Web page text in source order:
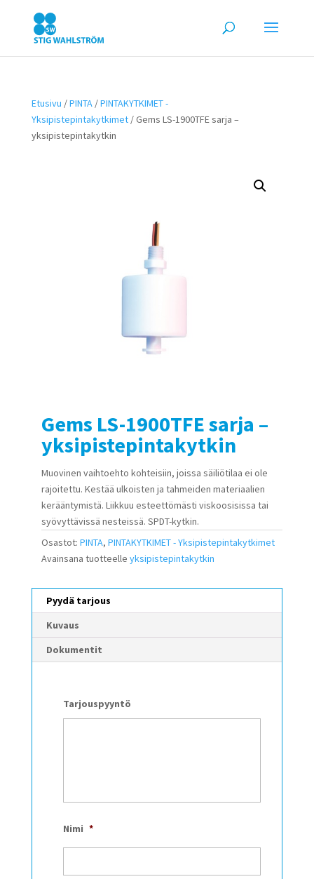
Etusivu /PINTA/PINTAKYTKIMET -
Yksipistepintakytkimet/ Gems LS-1900TFE sarja –
yksipistepintakytkin
Gems LS-1900TFE sarja –
yksipistepintakytkin
Muovinen vaihtoehto kohteisiin, joissa säiliötilaa ei ole
rajoitettu. Kestää ulkoisten ja tahmeiden materiaalien
kerääntymistä. Liikkuu esteettömästi viskoosisissa tai
syövyttävissä nesteissä. SPDT-kytkin.
Osastot: PINTA, PINTAKYTKIMET - Yksipistepintakytkimet
Avainsana tuotteelle yksipistepintakytkin
Pyydä tarjous
Kuvaus
Dokumentit
Tarjouspyyntö
Nimi *